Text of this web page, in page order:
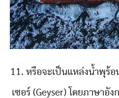
11. หรือจะเป็นแหล่งน้ำพุร้อ
เซอร์ (Geyser) โดยภาษาอั